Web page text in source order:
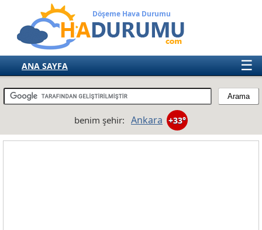
Döşeme Hava Durumu
☰
ANA SAYFA
TÜRKİYE
AVRUPA
benim şehir: Ankara +33°